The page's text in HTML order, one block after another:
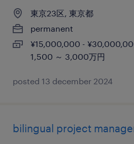
東京23区, 東京都
permanent
¥15,000,000 -
1,500 ～ 3,000万円
posted 13 december 2024
bilingual project